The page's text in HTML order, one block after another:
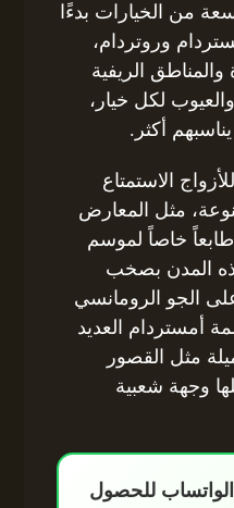
من الخيارات بدءًا
وروتردام،
الريفية
لكل خيار،
أكثر.
الاستمتاع
مثل المعارض
خاصاً لموسم
المدن بصخب
على الجو الرومانسي
أمستردام العديد
مثل القصور
وجهة شعبية
للحصول